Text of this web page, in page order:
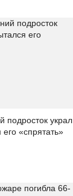
подросток украл
«спрятать»